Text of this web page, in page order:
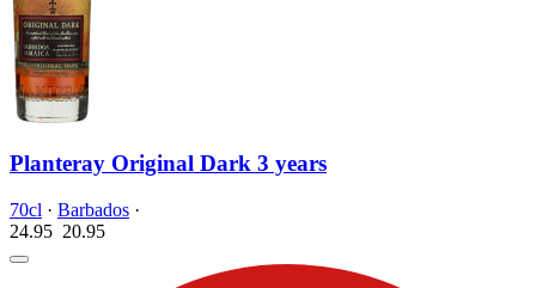
Planteray Original Dark 3 years
70cl · Barbados ·
24.95 20.95